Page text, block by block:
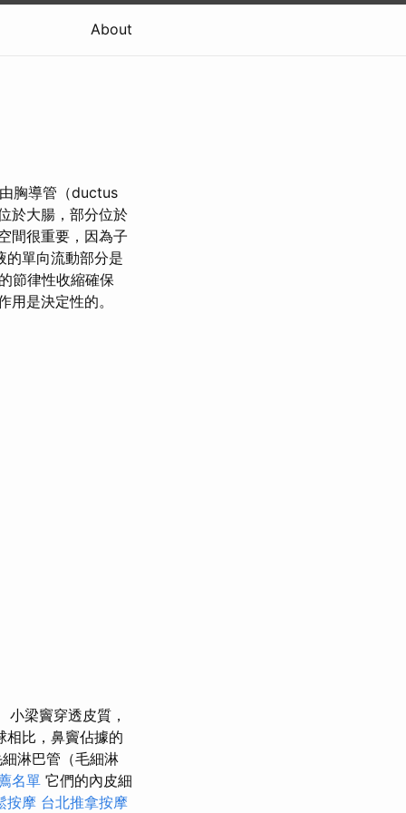
About
胸導管（ductus
於大腸，部分位於
間很重要，因為子
單向流動部分是
節律性收縮確保
是決定性的。
小梁竇穿透皮質，
相比，鼻竇佔據的
淋巴管（毛細淋
名單 它們的內皮細
按摩 台北推拿按摩